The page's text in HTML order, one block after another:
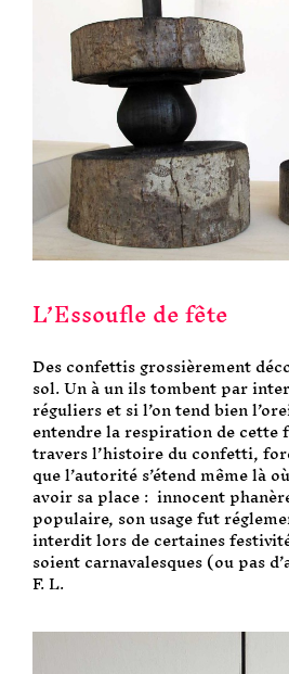
L’Essoufle de fête
Des confettis grossièrement
sol. Un à un ils tombent par
réguliers et si l’on tend bien
entendre la respiration de
travers l’histoire du confetti,
que l’autorité s’étend même là
avoir sa place : innocent
populaire, son usage fut
interdit lors de certaines
soient carnavalesques (ou pas
F. L.